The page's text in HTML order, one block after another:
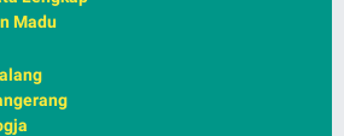
Madu